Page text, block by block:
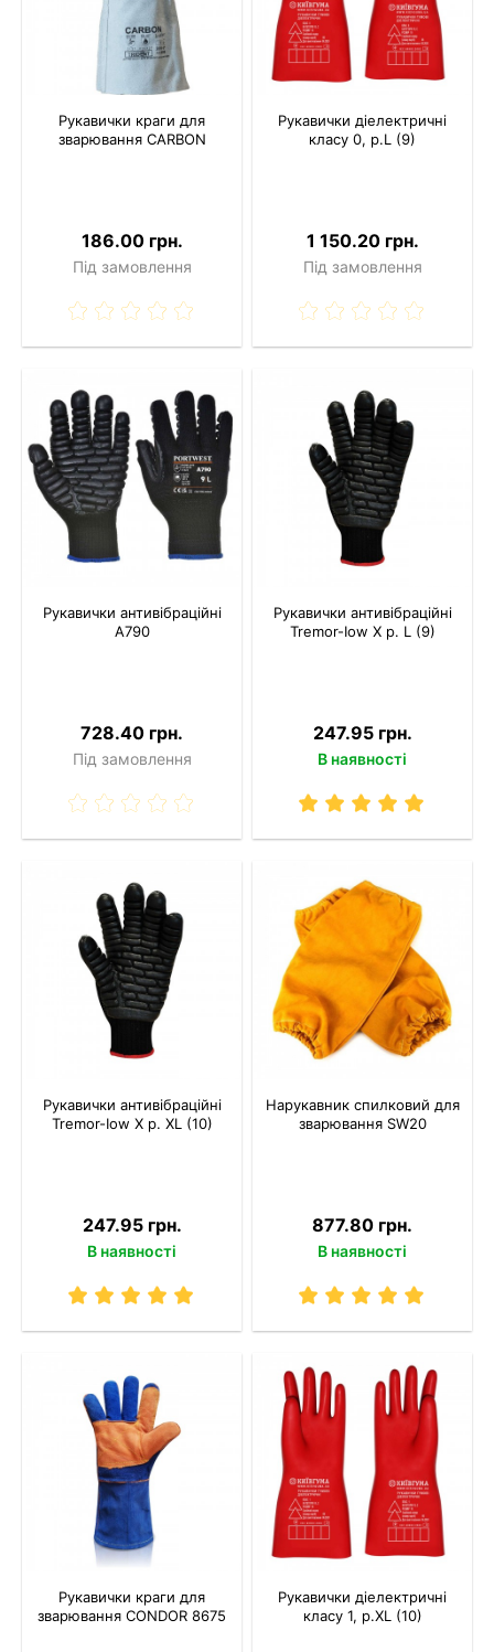
Рукавички краги для
зварювання CARBON
186.00 грн.
Під замовлення
Рукавички діелектричні
класу 0, р.L (9)
1 150.20 грн.
Під замовлення
Рукавички антивібраційні
A790
728.40 грн.
Під замовлення
Рукавички антивібраційні
Tremor-Іow X р. L (9)
247.95 грн.
В наявності
Рукавички антивібраційні
Tremor-Іow X р. XL (10)
247.95 грн.
В наявності
Нарукавник спилковий для
зварювання SW20
877.80 грн.
В наявності
Рукавички краги для
зварювання CONDOR 8675
Рукавички діелектричні
класу 1, р.XL (10)